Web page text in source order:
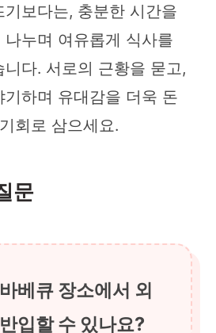
보다는, 충분한 시간을
누며 여유롭게 식사를
다. 서로의 근황을 묻고,
하며 유대감을 더욱 돈
회로 삼으세요.
문
베큐 장소에서 외
입할 수 있나요?